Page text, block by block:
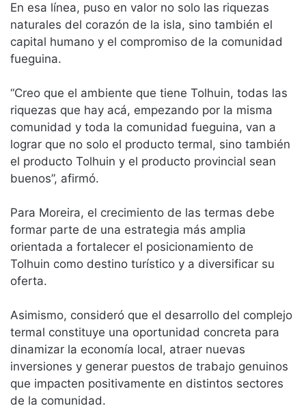
En esa línea, puso en valor no solo las riquezas
naturales del corazón de la isla, sino también el
capital humano y el compromiso de la comunidad
fueguina.
“Creo que el ambiente que tiene Tolhuin, todas las
riquezas que hay acá, empezando por la misma
comunidad y toda la comunidad fueguina, van a
lograr que no solo el producto termal, sino también
el producto Tolhuin y el producto provincial sean
buenos”, afirmó.
Para Moreira, el crecimiento de las termas debe
formar parte de una estrategia más amplia
orientada a fortalecer el posicionamiento de
Tolhuin como destino turístico y a diversificar su
oferta.
Asimismo, consideró que el desarrollo del complejo
termal constituye una oportunidad concreta para
dinamizar la economía local, atraer nuevas
inversiones y generar puestos de trabajo genuinos
que impacten positivamente en distintos sectores
de la comunidad.